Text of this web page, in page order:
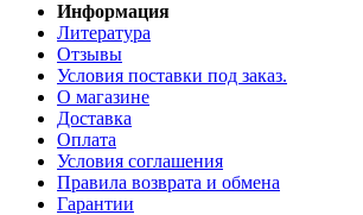
Информация
Литература
Отзывы
Условия поставки под заказ.
О магазине
Доставка
Оплата
Условия соглашения
Правила возврата и обмена
Гарантии